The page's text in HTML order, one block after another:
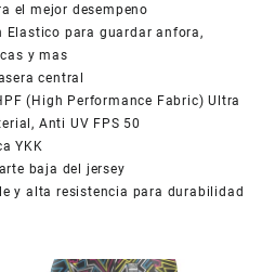
el mejor desempeno
Elastico para guardar anfora,
y mas
central
(High Performance Fabric) Ultra
Anti UV FPS 50
YKK
baja del jersey
y alta resistencia para durabilidad
COPIAR CÓDIGO